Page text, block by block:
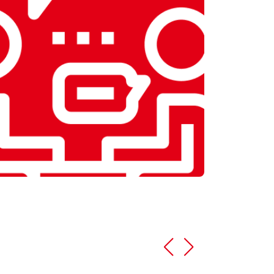
1600 ₽ Заказать
1250 ₽ Заказать
Заказать
850 ₽